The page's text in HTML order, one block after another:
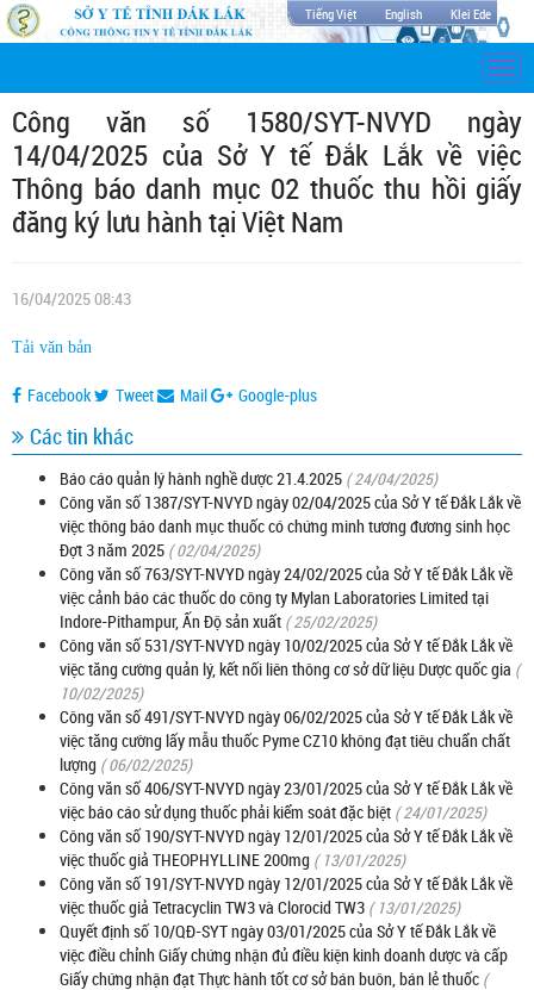
Tiếng Việt English Klei Ede
Công văn số 1580/SYT-NVYD ngày
14/04/2025 của Sở Y tế Đắk Lắk về việc
Thông báo danh mục 02 thuốc thu hồi giấy
đăng ký lưu hành tại Việt Nam
16/04/2025 08:43
Tải văn bản
Facebook Tweet Mail Google-plus
Các tin khác
Báo cáo quản lý hành nghề dược 21.4.2025 ( 24/04/2025)
Công văn số 1387/SYT-NVYD ngày 02/04/2025 của Sở Y tế Đắk Lắk về
việc thông báo danh mục thuốc có chứng minh tương đương sinh học
Đợt 3 năm 2025 ( 02/04/2025)
Công văn số 763/SYT-NVYD ngày 24/02/2025 của Sở Y tế Đắk Lắk về
việc cảnh báo các thuốc do công ty Mylan Laboratories Limited tại
Indore-Pithampur, Ấn Độ sản xuất ( 25/02/2025)
Công văn số 531/SYT-NVYD ngày 10/02/2025 của Sở Y tế Đắk Lắk về
việc tăng cường quản lý, kết nối liên thông cơ sở dữ liệu Dược quốc gia (
10/02/2025)
Công văn số 491/SYT-NVYD ngày 06/02/2025 của Sở Y tế Đắk Lắk về
việc tăng cường lấy mẫu thuốc Pyme CZ10 không đạt tiêu chuẩn chất
lượng ( 06/02/2025)
Công văn số 406/SYT-NVYD ngày 23/01/2025 của Sở Y tế Đắk Lắk về
việc báo cáo sử dụng thuốc phải kiểm soát đặc biệt ( 24/01/2025)
Công văn số 190/SYT-NVYD ngày 12/01/2025 của Sở Y tế Đắk Lắk về
việc thuốc giả THEOPHYLLINE 200mg ( 13/01/2025)
Công văn số 191/SYT-NVYD ngày 12/01/2025 của Sở Y tế Đắk Lắk về
việc thuốc giả Tetracyclin TW3 và Clorocid TW3 ( 13/01/2025)
Quyết định số 10/QĐ-SYT ngày 03/01/2025 của Sở Y tế Đắk Lắk về
việc điều chỉnh Giấy chứng nhận đủ điều kiện kinh doanh dược và cấp
Giấy chứng nhận đạt Thực hành tốt cơ sở bán buôn, bán lẻ thuốc (